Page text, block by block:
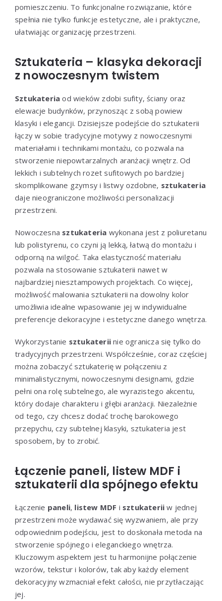
pomieszczeniu. To funkcjonalne rozwiązanie, które
spełnia nie tylko funkcje estetyczne, ale i praktyczne,
ułatwiając organizację przestrzeni.
Sztukateria – klasyka dekoracji
z nowoczesnym twistem
Sztukateria od wieków zdobi sufity, ściany oraz
elewacje budynków, przynosząc z sobą powiew
klasyki i elegancji. Dzisiejsze podejście do sztukaterii
łączy w sobie tradycyjne motywy z nowoczesnymi
materiałami i technikami montażu, co pozwala na
stworzenie niepowtarzalnych aranżacji wnętrz. Od
lekkich i subtelnych rozet sufitowych po bardziej
skomplikowane gzymsy i listwy ozdobne, sztukateria
daje nieograniczone możliwości personalizacji
przestrzeni.
Nowoczesna sztukateria wykonana jest z poliuretanu
lub polistyrenu, co czyni ją lekką, łatwą do montażu i
odporną na wilgoć. Taka elastyczność materiału
pozwala na stosowanie sztukaterii nawet w
najbardziej niesztampowych projektach. Co więcej,
możliwość malowania sztukaterii na dowolny kolor
umożliwia idealne wpasowanie jej w indywidualne
preferencje dekoracyjne i estetyczne danego wnętrza.
Wykorzystanie sztukaterii nie ogranicza się tylko do
tradycyjnych przestrzeni. Współcześnie, coraz częściej
można zobaczyć sztukaterię w połączeniu z
minimalistycznymi, nowoczesnymi designami, gdzie
pełni ona rolę subtelnego, ale wyrazistego akcentu,
który dodaje charakteru i głębi aranżacji. Niezależnie
od tego, czy chcesz dodać trochę barokowego
przepychu, czy subtelnej klasyki, sztukateria jest
sposobem, by to zrobić.
Łączenie paneli, listew MDF i
sztukaterii dla spójnego efektu
Łączenie paneli, listew MDF i sztukaterii w jednej
przestrzeni może wydawać się wyzwaniem, ale przy
odpowiednim podejściu, jest to doskonała metoda na
stworzenie spójnego i eleganckiego wnętrza.
Kluczowym aspektem jest tu harmonijne połączenie
wzorów, tekstur i kolorów, tak aby każdy element
dekoracyjny wzmacniał efekt całości, nie przytłaczając
jej.